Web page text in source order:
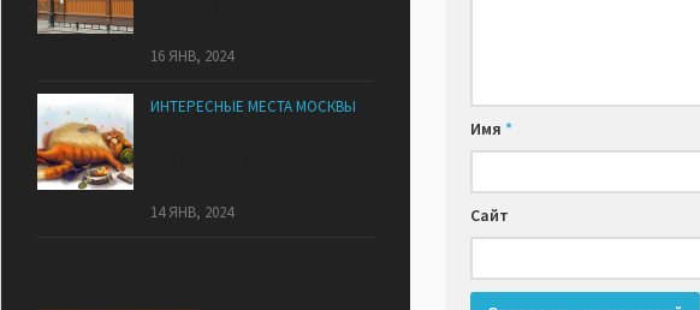
Имя *
Сайт
16 ЯНВ, 2024
ИНТЕРЕСНЫЕ МЕСТА МОСКВЫ
14 ЯНВ, 2024